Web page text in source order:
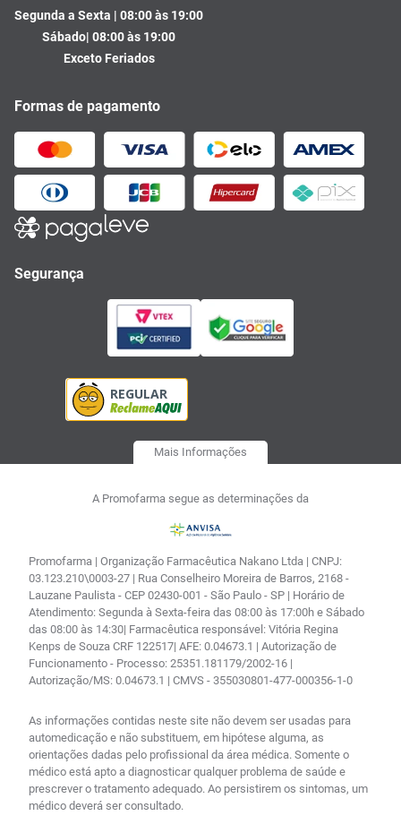
Segunda a Sexta | 08:00 às 19:00
Sábado| 08:00 às 19:00
Exceto Feriados
Formas de pagamento
Segurança
Mais Informações
A Promofarma segue as determinações da
Promofarma | Organização Farmacêutica Nakano Ltda | CNPJ:
03.123.210\0003-27 | Rua Conselheiro Moreira de Barros, 2168 -
Lauzane Paulista - CEP 02430-001 - São Paulo - SP | Horário de
Atendimento: Segunda à Sexta-feira das 08:00 às 17:00h e Sábado
das 08:00 às 14:30| Farmacêutica responsável: Vitória Regina
Kenps de Souza CRF 122517| AFE: 0.04673.1 | Autorização de
Funcionamento - Processo: 25351.181179/2002-16 |
Autorização/MS: 0.04673.1 | CMVS - 355030801-477-000356-1-0
As informações contidas neste site não devem ser usadas para
automedicação e não substituem, em hipótese alguma, as
orientações dadas pelo profissional da área médica. Somente o
médico está apto a diagnosticar qualquer problema de saúde e
prescrever o tratamento adequado. Ao persistirem os sintomas, um
médico deverá ser consultado.